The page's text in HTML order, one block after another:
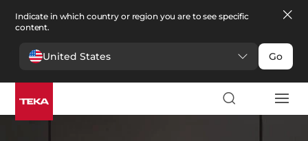
Indicate in which country or region you are to see specific
content.
United States Go
Cocina >Microondas
Microondas